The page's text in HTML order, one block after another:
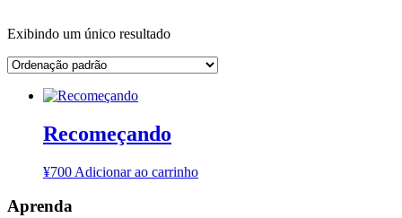
Exibindo um único resultado
Recomeçando
¥700 Adicionar ao carrinho
Aprenda